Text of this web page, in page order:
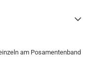
am Posamentenband